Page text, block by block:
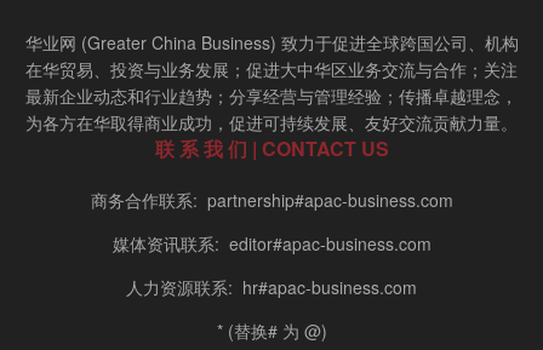
华业网 (Greater China Business) 致力于促进全球跨国公司、机构
在华贸易、投资与业务发展；促进大中华区业务交流与合作；关注
最新企业动态和行业趋势；分享经营与管理经验；传播卓越理念，
为各方在华取得商业成功，促进可持续发展、友好交流贡献力量。
联 系 我 们 | CONTACT US
商务合作联系: partnership#apac-business.com
媒体资讯联系: editor#apac-business.com
人力资源联系: hr#apac-business.com
* (替换# 为 @)